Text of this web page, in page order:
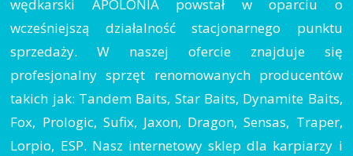
wędkarski APOLONIA powstał w oparciu o
wcześniejszą działalność stacjonarnego punktu
sprzedaży. W naszej ofercie znajduje się
profesjonalny sprzęt renomowanych producentów
takich jak: Tandem Baits, Star Baits, Dynamite Baits,
Fox, Prologic, Sufix, Jaxon, Dragon, Sensas, Traper,
Lorpio, ESP. Nasz internetowy sklep dla karpiarzy i